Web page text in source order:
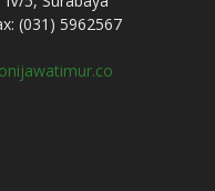
(031) 5962567